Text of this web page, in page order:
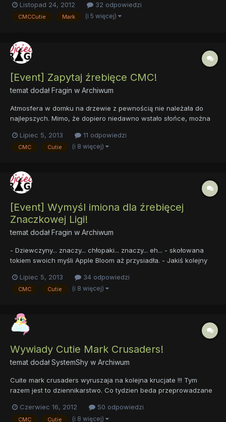
Listopad 24, 2012
32 odpowiedzi
CMCCutie Mark (i 5 więcej)
[Event] Zapytaj źrebięce CMC!
temat dodałFragin w Archiwum
Atmosfera w domku na drzewie z pewnością nie należała do
najlepszych. Mimo, że dopiero niedawno wstało słońce, można
Znaczkowej Ligi. - Świetnie Apple Bloom, jesteśmy... ogierkami! -
Sweetie nie kryła swojej wściekłości. - Przecież to nie moja...
Lipiec 5, 2013 11 odpowiedzi
CMC Cutie (i 8 więcej)
[Event] Wymyśl imiona dla źrebięcej
Znaczkowej Ligi!
temat dodałFragin w Archiwum
- Dziewczyny... znaczy... chłopaki... znaczy... eh... - skołowana
tokiem swoich myśli Apple Bloom aż przysiadła. - Jakiś kolejny
byka na swoją koleżankę. - Oj, daj jej spokój, przecież nie
chciała - powiedziała Scootaloo próbując latać. -...
Lipiec 5, 2013 34 odpowiedzi
CMC Cutie (i 8 więcej)
Wywiady Cutie Mark Crusaders!
temat dodałSystemShy w Archiwum
Cuite mark crusaders wyruszaja na kolejna krucjate !!! Tym
razem jest to dziennikarstwo. Co tydzien beda przeprowadzane
wasz znany i lubiany Lemuur ! Zapraszamy do czytania: Witaj !
Czerwiec 16, 2012 50 odpowiedzi
CMC Cutie (i 8 więcej)